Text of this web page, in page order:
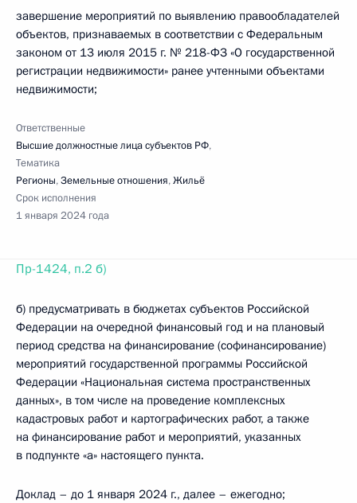
завершение мероприятий по выявлению правообладателей
объектов, признаваемых в соответствии с Федеральным
законом от 13 июля 2015 г. № 218-ФЗ «О государственной
регистрации недвижимости» ранее учтенными объектами
недвижимости;
Ответственные
Высшие должностные лица субъектов РФ,
Тематика
Регионы,Земельные отношения,Жильё
Срок исполнения
1 января 2024 года
Пр-1424, п.2 б)
б) предусматривать в бюджетах субъектов Российской
Федерации на очередной финансовый год и на плановый
период средства на финансирование (софинансирование)
мероприятий государственной программы Российской
Федерации «Национальная система пространственных
данных», в том числе на проведение комплексных
кадастровых работ и картографических работ, а также
на финансирование работ и мероприятий, указанных
в подпункте «а» настоящего пункта.
Доклад – до 1 января 2024 г., далее – ежегодно;